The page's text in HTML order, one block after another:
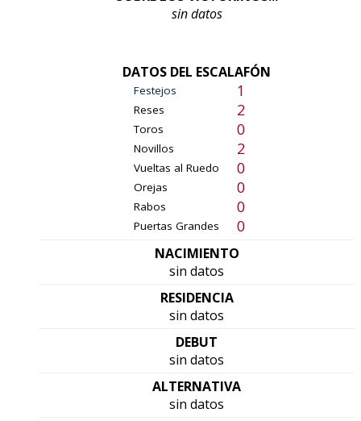
sin datos
DATOS DEL ESCALAFÓN
Festejos 1
Reses 2
Toros 0
Novillos 2
Vueltas al Ruedo 0
Orejas 0
Rabos 0
Puertas Grandes 0
NACIMIENTO
sin datos
RESIDENCIA
sin datos
DEBUT
sin datos
ALTERNATIVA
sin datos